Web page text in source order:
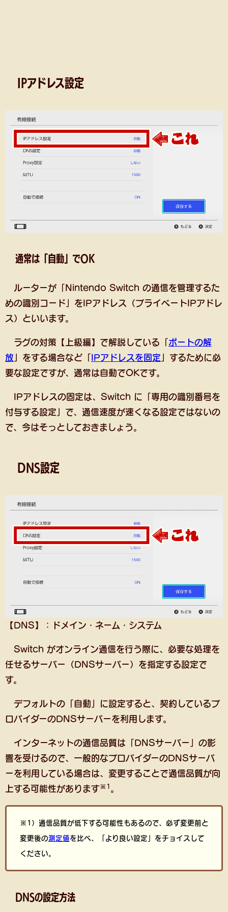
IPアドレス設定
通常は「自動」でOK
ルーターが「Nintendo Switch の通信を管理するた
めの識別コード」をIPアドレス（プライベートIPアドレ
ス）といいます。
ラグの対策【上級編】で解説している「 ポートの解
放 」をする場合など「 IPアドレスを固定 」するために必
要な設定ですが、通常は自動でOKです。
IPアドレスの固定は、Switch に「専用の識別番号を
付与する設定」で、通信速度が速くなる設定ではないの
で、今はそっとしておきましょう。
DNS設定
【DNS】：ドメイン・ネーム・システム
Switch がオンライン通信を行う際に、必要な処理を
任せるサーバー（DNSサーバー）を指定する設定で
す。
デフォルトの「自動」に設定すると、契約しているプ
ロバイダーのDNSサーバーを利用します。
インターネットの通信品質は「DNSサーバー」の影
響を受けるので、一般的なプロバイダーのDNSサーバ
ーを利用している場合は、変更することで通信品質が向
上する可能性があります※1 。
※1）通信品質が低下する可能性もあるので、必ず変更前と
変更後の測定値を比べ、「より良い設定」をチョイスして
ください。
DNSの設定方法